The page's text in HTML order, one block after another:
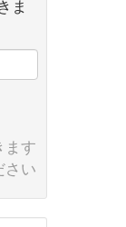
ま
ます
さい